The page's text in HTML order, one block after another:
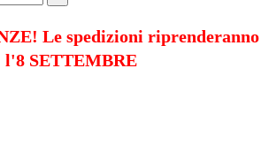
Le spedizioni riprenderanno
l'8 SETTEMBRE